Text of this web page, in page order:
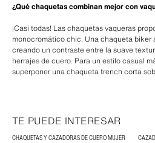
¿Qué chaquetas combinan mejor con
¡Casi todas! Las chaquetas vaqueras
monocromático chic. Una chaqueta biker
creando un contraste entre la suave
herrajes de cuero. Para un estilo casual
superponer una chaqueta trench corta
TE PUEDE INTERESAR
CHAQUETAS Y CAZADORAS DE CUERO MUJER